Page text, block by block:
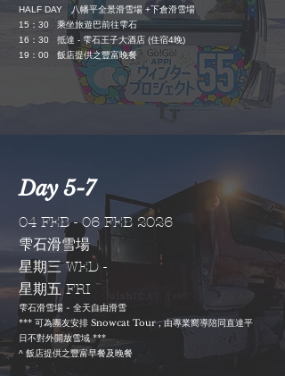
HALF DAY 八幡平全景滑雪場 +下倉滑雪場
15 ： 30 乘坐旅遊巴前往雫石
16 ： 30 抵達 - 雫石王子大酒店 (住宿4晚)
19 ： 00 飯店提供之豐富晚餐
Day 5-7
04 FEB - 06 FEB 2026
雫石滑雪場
星期三 WED -
星期五 FRI
雫石滑雪場 - 全天自由滑雪
*** 可為團友安排 Snowcat Tour , 由專業嚮導陪同直達平
日不對外開放雪域 ***
^ 飯店提供之豐富早餐及晚餐